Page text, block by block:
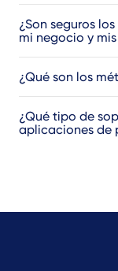
¿Son seguros
mi negocio y
¿Qué son los
¿Qué tipo de
aplicaciones de